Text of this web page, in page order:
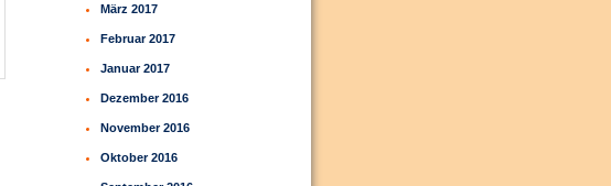
März 2017
Februar 2017
Januar 2017
Dezember 2016
November 2016
Oktober 2016